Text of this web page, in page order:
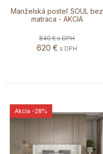
Manželská posteľ SOUL bez
matraca - AKCIA
840 €s DPH
620 € s DPH
Akcia -28%